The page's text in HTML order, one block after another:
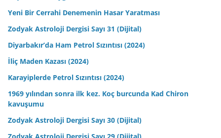
Yeni Bir Cerrahi Denemenin Hasar Yaratması
Zodyak Astroloji Dergisi Sayı 31 (Dijital)
Diyarbakır’da Ham Petrol Sızıntısı (2024)
İliç Maden Kazası (2024)
Karayiplerde Petrol Sızıntısı (2024)
1969 yılından sonra ilk kez. Koç burcunda Kad Chiron
kavuşumu
Zodyak Astroloji Dergisi Sayı 30 (Dijital)